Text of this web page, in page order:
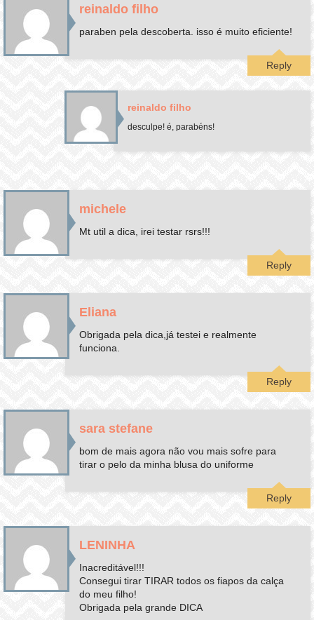
reinaldo filho
paraben pela descoberta. isso é muito eficiente!
Reply
reinaldo filho
desculpe! é, parabéns!
michele
Mt util a dica, irei testar rsrs!!!
Reply
Eliana
Obrigada pela dica,já testei e realmente
funciona.
Reply
sara stefane
bom de mais agora não vou mais sofre para
tirar o pelo da minha blusa do uniforme
Reply
LENINHA
Inacreditável!!!
Consegui tirar TIRAR todos os fiapos da calça
do meu filho!
Obrigada pela grande DICA